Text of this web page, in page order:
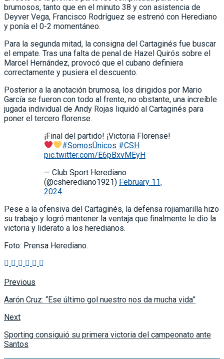
brumosos, tanto que en el minuto 38 y con asistencia de
Deyver Vega, Francisco Rodríguez se estrenó con Herediano
y ponía el 0-2 momentáneo.
Para la segunda mitad, la consigna del Cartaginés fue buscar
el empate. Tras una falta de penal de Hazel Quirós sobre el
Marcel Hernández, provocó que el cubano definiera
correctamente y pusiera el descuento.
Posterior a la anotación brumosa, los dirigidos por Mario
García se fueron con todo al frente, no obstante, una increíble
jugada individual de Andy Rojas liquidó al Cartaginés para
poner el tercero florense.
¡Final del partido! ¡Victoria Florense!
#SomosÚnicos #CSH
pic.twitter.com/E6pBxvMEyH
— Club Sport Herediano
(@csherediano1921) February 11,
2024
Pese a la ofensiva del Cartaginés, la defensa rojiamarilla hizo
su trabajo y logró mantener la ventaja que finalmente le dio la
victoria y liderato a los heredianos.
Foto: Prensa Herediano.
Previous
Aarón Cruz: “Ese último gol nuestro nos da mucha vida”
Next
Sporting consiguió su primera victoria del campeonato ante
Santos